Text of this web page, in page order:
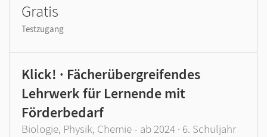
Gratis
Testzugang
Klick! · Fächerübergreifendes
Lehrwerk für Lernende mit
Förderbedarf
Biologie, Physik, Chemie - ab 2024 · 6. Schuljahr